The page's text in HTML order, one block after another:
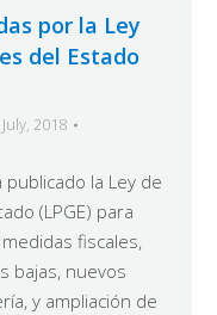
por la Ley
del Estado
2018
publicado la Ley de
(LPGE) para
fiscales,
bajas, nuevos
y ampliación de